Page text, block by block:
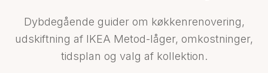
Dybdegående guider om køkkenrenovering,
udskiftning af IKEA Metod-låger, omkostninger,
tidsplan og valg af kollektion.